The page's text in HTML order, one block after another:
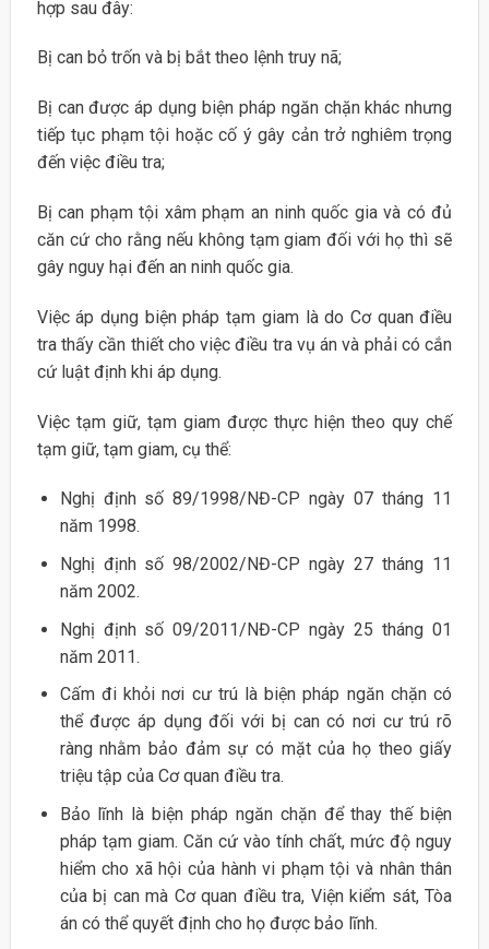
hợp sau đây:
Bị can bỏ trốn và bị bắt theo lệnh truy nã;
Bị can được áp dụng biện pháp ngăn chặn khác nhưng
tiếp tục phạm tội hoặc cố ý gây cản trở nghiêm trọng
đến việc điều tra;
Bị can phạm tội xâm phạm an ninh quốc gia và có đủ
căn cứ cho rằng nếu không tạm giam đối với họ thì sẽ
gây nguy hại đến an ninh quốc gia.
Việc áp dụng biện pháp tạm giam là do Cơ quan điều
tra thấy cần thiết cho việc điều tra vụ án và phải có cắn
cứ luật định khi áp dụng.
Việc tạm giữ, tạm giam được thực hiện theo quy chế
tạm giữ, tạm giam, cụ thể:
Nghị định số 89/1998/NĐ-CP ngày 07 tháng 11
năm 1998.
Nghị định số 98/2002/NĐ-CP ngày 27 tháng 11
năm 2002.
Nghị định số 09/2011/NĐ-CP ngày 25 tháng 01
năm 2011.
Cấm đi khỏi nơi cư trú là biện pháp ngăn chặn có
thể được áp dụng đối với bị can có nơi cư trú rõ
ràng nhằm bảo đảm sự có mặt của họ theo giấy
triệu tập của Cơ quan điều tra.
Bảo lĩnh là biện pháp ngăn chặn để thay thế biện
pháp tạm giam. Căn cứ vào tính chất, mức độ nguy
hiểm cho xã hội của hành vi phạm tội và nhân thân
của bị can mà Cơ quan điều tra, Viện kiểm sát, Tòa
án có thể quyết định cho họ được bảo lĩnh.